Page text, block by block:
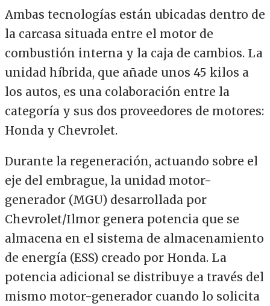
Ambas tecnologías están ubicadas dentro de
la carcasa situada entre el motor de
combustión interna y la caja de cambios. La
unidad híbrida, que añade unos 45 kilos a
los autos, es una colaboración entre la
categoría y sus dos proveedores de motores:
Honda y Chevrolet.
Durante la regeneración, actuando sobre el
eje del embrague, la unidad motor-
generador (MGU) desarrollada por
Chevrolet/Ilmor genera potencia que se
almacena en el sistema de almacenamiento
de energía (ESS) creado por Honda. La
potencia adicional se distribuye a través del
mismo motor-generador cuando lo solicita